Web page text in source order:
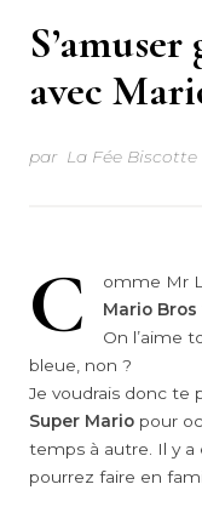
avec
par La Fée Biscotte
C
omme Mr
Mario Bros
On l’aime
bleue, non ?
Je voudrais donc te
Super Mario pour
temps à autre. Il y
pourrez faire en